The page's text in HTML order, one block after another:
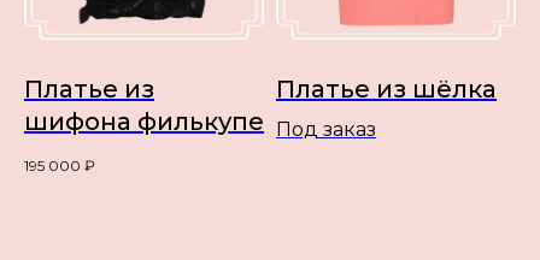
Платье из
шифона филькупе
195 000 ₽
Платье из шёлка
Под заказ